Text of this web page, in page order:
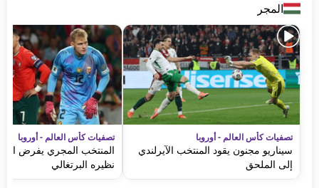
المجر
تصفيات كأس العالم - أوروبا
سيناريو مجنون يقود المنتخب الآيرلندي
إلى الملحق
تصفيات كأس العالم - أوروبا
المنتخب المجري يفرض
نظيره البرتغالي